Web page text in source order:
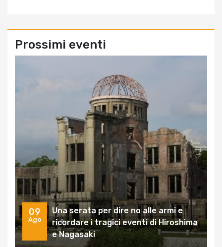
Prossimi eventi
09
Ago
Una serata per dire no alle armi e
ricordare i tragici eventi di Hiroshima
e Nagasaki